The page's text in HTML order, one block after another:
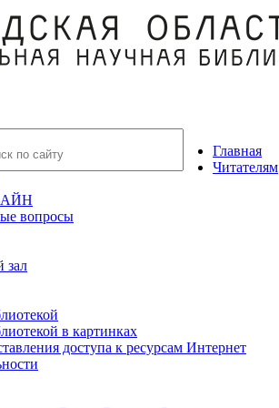
Главная
Читателям
вопросы
зал
в картинках
доступа к ресурсам Интернет